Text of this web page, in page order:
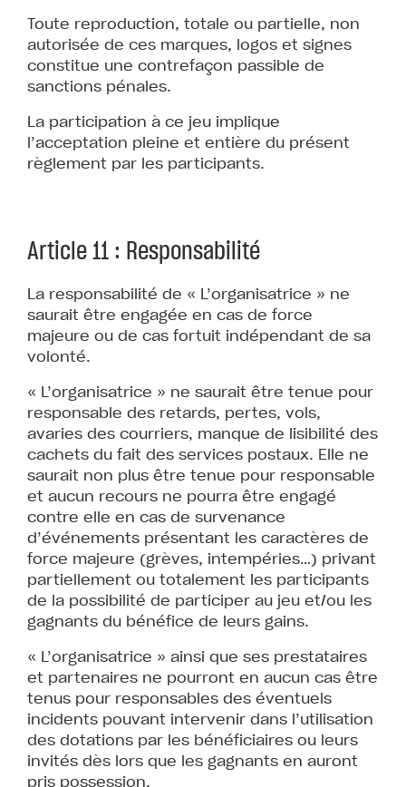
Toute reproduction, totale ou partielle, non
autorisée de ces marques, logos et signes
constitue une contrefaçon passible de
sanctions pénales.
La participation à ce jeu implique
l’acceptation pleine et entière du présent
règlement par les participants.
Article 11 : Responsabilité
La responsabilité de « L’organisatrice » ne
saurait être engagée en cas de force
majeure ou de cas fortuit indépendant de sa
volonté.
« L’organisatrice » ne saurait être tenue pour
responsable des retards, pertes, vols,
avaries des courriers, manque de lisibilité des
cachets du fait des services postaux. Elle ne
saurait non plus être tenue pour responsable
et aucun recours ne pourra être engagé
contre elle en cas de survenance
d’événements présentant les caractères de
force majeure (grèves, intempéries…) privant
partiellement ou totalement les participants
de la possibilité de participer au jeu et/ou les
gagnants du bénéfice de leurs gains.
« L’organisatrice » ainsi que ses prestataires
et partenaires ne pourront en aucun cas être
tenus pour responsables des éventuels
incidents pouvant intervenir dans l’utilisation
des dotations par les bénéficiaires ou leurs
invités dès lors que les gagnants en auront
pris possession.